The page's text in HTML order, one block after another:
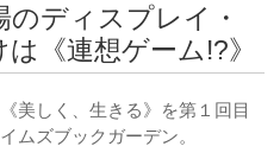
ディスプレイ・
《連想ゲーム!?》
美しく、生きる》を第１回目
ムズブックガーデン。